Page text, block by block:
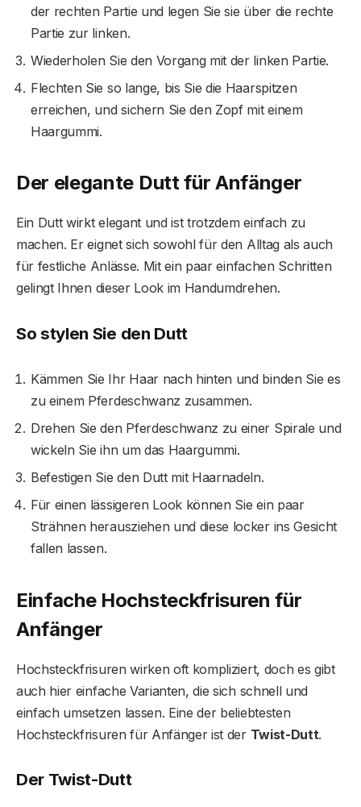
der rechten Partie und legen Sie sie über die rechte
Partie zur linken.
Wiederholen Sie den Vorgang mit der linken Partie.
Flechten Sie so lange, bis Sie die Haarspitzen
erreichen, und sichern Sie den Zopf mit einem
Haargummi.
Der elegante Dutt für Anfänger
Ein Dutt wirkt elegant und ist trotzdem einfach zu
machen. Er eignet sich sowohl für den Alltag als auch
für festliche Anlässe. Mit ein paar einfachen Schritten
gelingt Ihnen dieser Look im Handumdrehen.
So stylen Sie den Dutt
Kämmen Sie Ihr Haar nach hinten und binden Sie es
zu einem Pferdeschwanz zusammen.
Drehen Sie den Pferdeschwanz zu einer Spirale und
wickeln Sie ihn um das Haargummi.
Befestigen Sie den Dutt mit Haarnadeln.
Für einen lässigeren Look können Sie ein paar
Strähnen herausziehen und diese locker ins Gesicht
fallen lassen.
Einfache Hochsteckfrisuren für
Anfänger
Hochsteckfrisuren wirken oft kompliziert, doch es gibt
auch hier einfache Varianten, die sich schnell und
einfach umsetzen lassen. Eine der beliebtesten
Hochsteckfrisuren für Anfänger ist der Twist-Dutt.
Der Twist-Dutt